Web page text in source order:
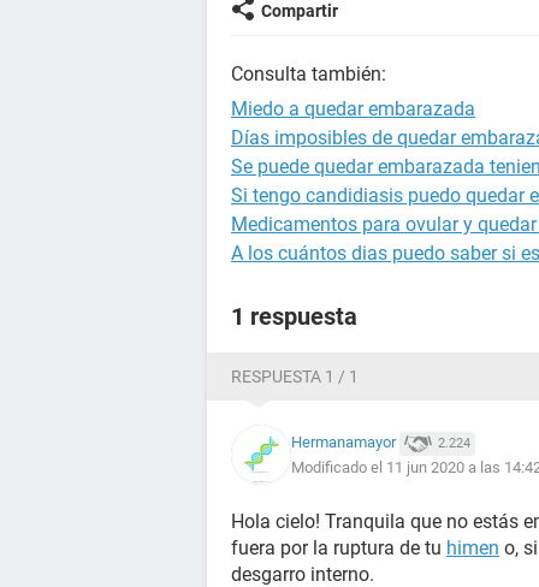
Compartir
Consulta también:
Miedo a quedar embarazada
Días imposibles de quedar
Se puede quedar embarazada
Si tengo candidiasis puedo quedar
Medicamentos para ovular y
A los cuántos dias puedo saber si
1 respuesta
RESPUESTA 1 / 1
Hermanamayor 2.224
Modificado el 11 jun 2020 a las
Hola cielo! Tranquila que no estás
fuera por la ruptura de tu himen o,
desgarro interno.